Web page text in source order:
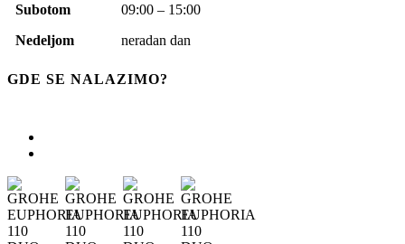
Subotom 09:00 – 15:00
Nedeljom neradan dan
GDE SE NALAZIMO?